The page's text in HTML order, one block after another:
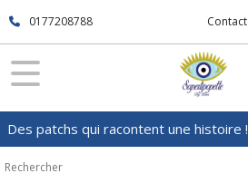
0177208788 Contact
Des patchs qui racontent une histoire !